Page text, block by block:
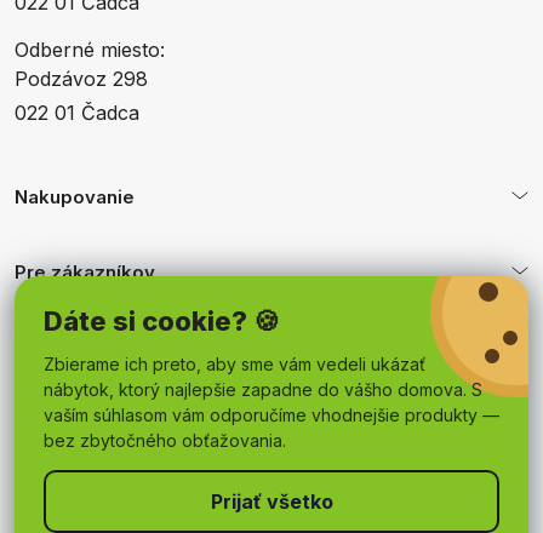
Dáte si cookie? 🍪
Zbierame ich preto, aby sme vám vedeli ukázať
nábytok, ktorý najlepšie zapadne do vášho domova. S
vaším súhlasom vám odporučíme vhodnejšie produkty —
bez zbytočného obťažovania.
Odberné miesto:
Podzávoz 298
022 01 Čadca
Nakupovanie
Pre zákazníkov